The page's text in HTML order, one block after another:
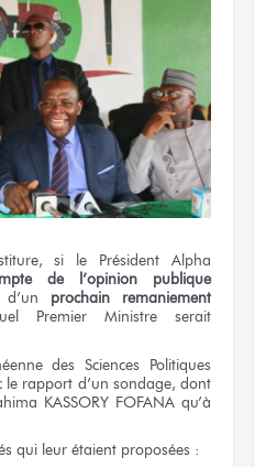
si le Président Alpha
de l’opinion publique
prochain remaniement
Premier Ministre serait
des Sciences Politiques
le rapport d’un sondage, dont
KASSORY FOFANA qu’à
qui leur étaient proposées :